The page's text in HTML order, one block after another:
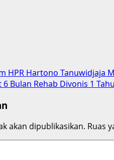
HPR Hartono Tanuwidjaja
Bulan Rehab Divonis 1
akan dipublikasikan. Ruas